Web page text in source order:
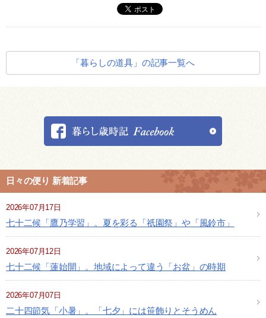
「暮らしの道具」の記事一覧へ
日々の便り 新着記事
2026年07月17日
七十二候「鷹乃学習」。夏を彩る「祇園祭」や「風鈴市」
2026年07月12日
七十二候「蓮始開」。地域によって違う「お盆」の時期
2026年07月07日
二十四節気「小暑」。「七夕」には笹飾りとそうめん